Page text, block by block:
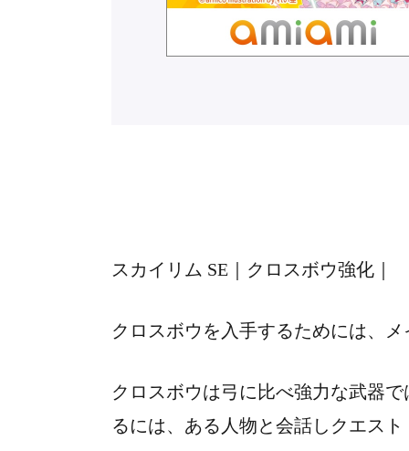
スカイリム SE｜クロスボウ強化｜
クロスボウを入手するためには、
クロスボウは弓に比べ強力な武器
るには、ある人物と会話しクエス